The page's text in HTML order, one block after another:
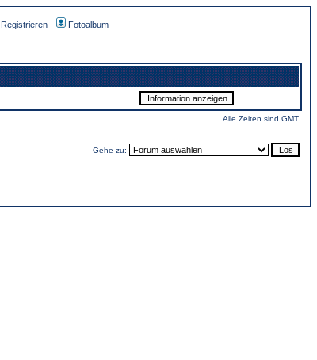
Registrieren Fotoalbum
Alle Zeiten sind GMT
Gehe zu: